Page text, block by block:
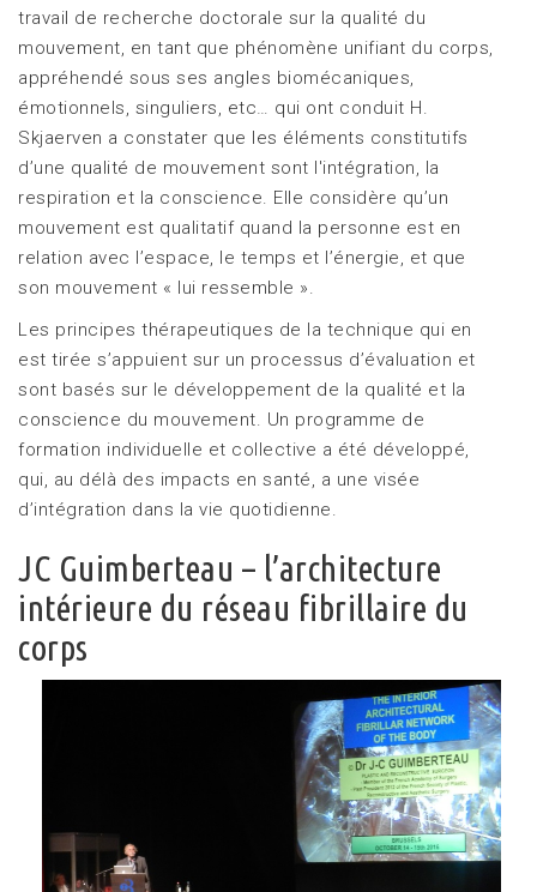
travail de recherche doctorale sur la qualité du
mouvement, en tant que phénomène unifiant du corps,
appréhendé sous ses angles biomécaniques,
émotionnels, singuliers, etc… qui ont conduit H.
Skjaerven a constater que les éléments constitutifs
d’une qualité de mouvement sont l'intégration, la
respiration et la conscience. Elle considère qu’un
mouvement est qualitatif quand la personne est en
relation avec l’espace, le temps et l’énergie, et que
son mouvement « lui ressemble ».
Les principes thérapeutiques de la technique qui en
est tirée s’appuient sur un processus d’évaluation et
sont basés sur le développement de la qualité et la
conscience du mouvement. Un programme de
formation individuelle et collective a été développé,
qui, au délà des impacts en santé, a une visée
d’intégration dans la vie quotidienne.
JC Guimberteau – l’architecture
intérieure du réseau fibrillaire du
corps